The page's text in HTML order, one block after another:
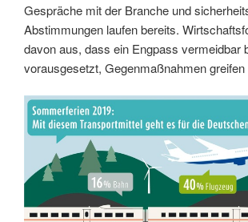
Gespräche mit der Branche und
Abstimmungen laufen bereits.
davon aus, dass ein Engpass vermeidbar
vorausgesetzt, Gegenmaßnahmen greifen